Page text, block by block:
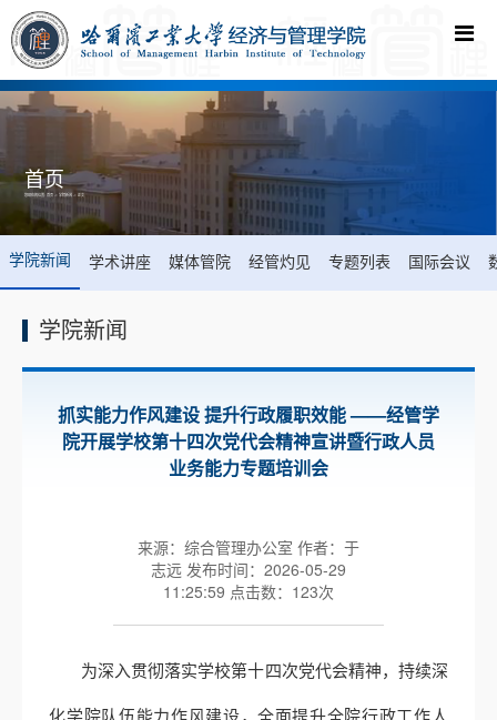
首页
您现在的位置:首页 ->学院新闻 -> 正文
学院新闻 学术讲座 媒体管院 经管灼见 专题列表 国际会议
学院新闻
抓实能力作风建设 提升行政履职效能 ——经管学
院开展学校第十四次党代会精神宣讲暨行政人员
业务能力专题培训会
来源：综合管理办公室 作者：于
志远 发布时间：2026-05-29
11:25:59 点击数： 123次
为深入贯彻落实学校第十四次党代会精神，持续深
化学院队伍能力作风建设，全面提升全院行政工作人